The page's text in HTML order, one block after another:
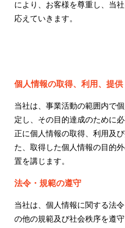
により、お客様を尊重し、当
応えていきます。
個人情報の取得、利用、提供
当社は、事業活動の範囲内で
定し、その目的達成のために
正に個人情報の取得、利用及
た、取得した個人情報の目的
置を講じます。
法令・規範の遵守
当社は、個人情報に関する法
の他の規範及び社会秩序を遵